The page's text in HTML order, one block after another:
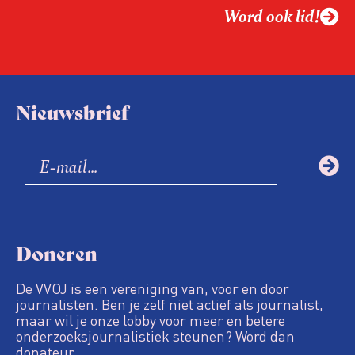
Word ook lid!
Nieuwsbrief
Doneren
De VVOJ is een vereniging van, voor en door
journalisten. Ben je zelf niet actief als journalist,
maar wil je onze lobby voor meer en betere
onderzoeksjournalistiek steunen? Word dan